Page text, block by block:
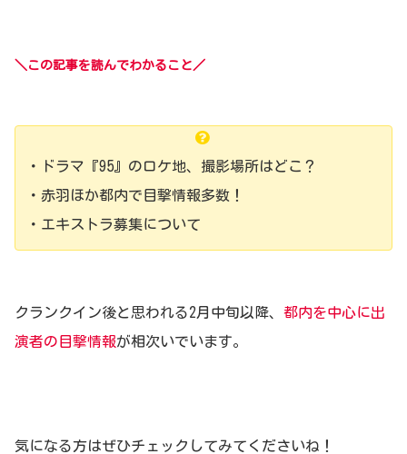
＼この記事を読んでわかること／
・ドラマ『95』のロケ地、撮影場所はどこ？
・赤羽ほか都内で目撃情報多数！
・エキストラ募集について
クランクイン後と思われる2月中旬以降、 都内を中心に出
演者の目撃情報が相次いでいます。
気になる方はぜひチェックしてみてくださいね！